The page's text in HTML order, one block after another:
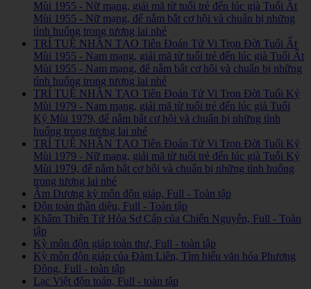
Mùi 1955 - Nữ mạng, giải mã từ tuổi trẻ đến lúc già Tuổi Ất
Mùi 1955 - Nữ mạng, để nắm bắt cơ hội và chuẩn bị những
tình huống trong tương lai nhé
TRÍ TUỆ NHÂN TẠO Tiên Đoán Tử Vi Trọn Đời Tuổi Ất
Mùi 1955 - Nam mạng, giải mã từ tuổi trẻ đến lúc già Tuổi Ất
Mùi 1955 - Nam mạng, để nắm bắt cơ hội và chuẩn bị những
tình huống trong tương lai nhé
TRÍ TUỆ NHÂN TẠO Tiên Đoán Tử Vi Trọn Đời Tuổi Kỷ
Mùi 1979 - Nam mạng, giải mã từ tuổi trẻ đến lúc già Tuổi
Kỷ Mùi 1979, để nắm bắt cơ hội và chuẩn bị những tình
huống trong tương lai nhé
TRÍ TUỆ NHÂN TẠO Tiên Đoán Tử Vi Trọn Đời Tuổi Kỷ
Mùi 1979 - Nữ mạng, giải mã từ tuổi trẻ đến lúc già Tuổi Kỷ
Mùi 1979, để nắm bắt cơ hội và chuẩn bị những tình huống
trong tương lai nhé
Âm Dương kỳ môn độn giáp, Full - Toàn tập
Độn toán thần diệu, Full - Toàn tập
Khâm Thiên Tứ Hóa Sơ Cấp của Chiến Nguyễn, Full - Toàn
tập
Kỳ môn độn giáp toàn thư, Full - toàn tập
Kỳ môn độn giáp của Đàm Liên, Tìm hiểu văn hóa Phương
Đông, Full - toàn tập
Lạc Việt độn toán, Full - toàn tập